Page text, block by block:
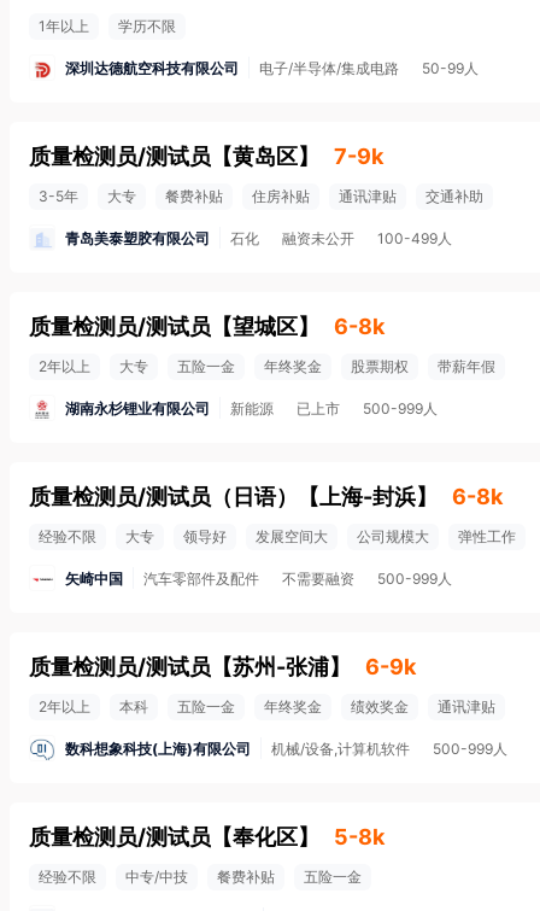
1年以上 学历不限
深圳达德航空科技有限公司 电子/半导体/集成电路 50-99人
质量检测员/测试员 【黄岛区】 7-9k
3-5年 大专 餐费补贴 住房补贴 通讯津贴 交通补助
青岛美泰塑胶有限公司 石化 融资未公开 100-499人
质量检测员/测试员 【望城区】 6-8k
2年以上 大专 五险一金 年终奖金 股票期权 带薪年假
湖南永杉锂业有限公司 新能源 已上市 500-999人
质量检测员/测试员（日语） 【 上海-封浜】 6-8k
经验不限 大专 领导好 发展空间大 公司规模大 弹性工作
矢崎中国 汽车零部件及配件 不需要融资 500-999人
质量检测员/测试员 【苏州-张浦】 6-9k
2年以上 本科 五险一金 年终奖金 绩效奖金 通讯津贴
数科想象科技(上海)有限公司 机械/设备,计算机软件 500-999人
质量检测员/测试员 【奉化区】 5-8k
经验不限 中专/中技 餐费补贴 五险一金